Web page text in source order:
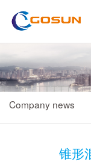
Company news
锥形